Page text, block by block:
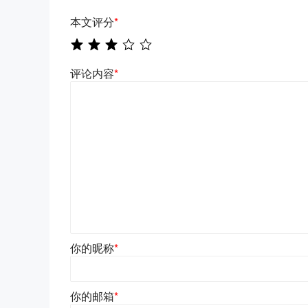
本文评分*
评论内容*
你的昵称*
你的邮箱*